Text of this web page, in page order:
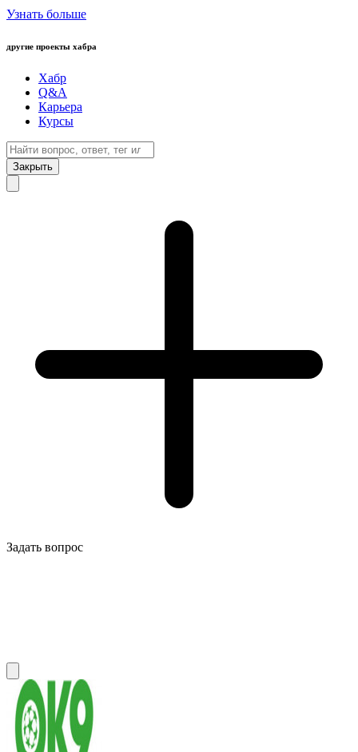
Узнать больше
другие проекты хабра
Хабр
Q&A
Карьера
Курсы
Закрыть
Задать вопрос